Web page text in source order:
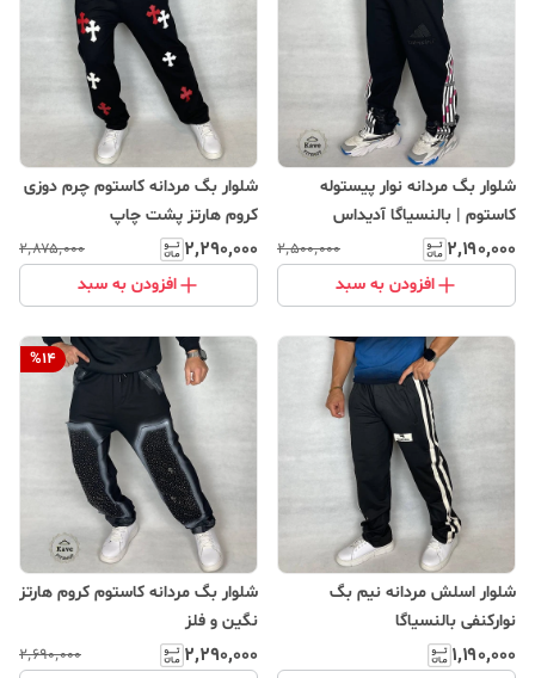
شلوار بگ مردانه نوار پیستوله
کاستوم | بالنسیاگا آدیداس
۲٬۱۹۰٬۰۰۰ ۲٬۵۰۰٬۰۰۰
افزودن به سبد
شلوار بگ‌ مردانه کاستوم چرم دوزی
کروم هارتز پشت چاپ
۲٬۲۹۰٬۰۰۰ ۲٬۸۷۵٬۰۰۰
افزودن به سبد
شلوار اسلش مردانه نیم بگ
نوارکنفی بالنسیاگا
۱٬۱۹۰٬۰۰۰
%14
شلوار بگ‌ مردانه کاستوم کروم هارتز
نگین و فلز
۲٬۲۹۰٬۰۰۰ ۲٬۶۹۰٬۰۰۰